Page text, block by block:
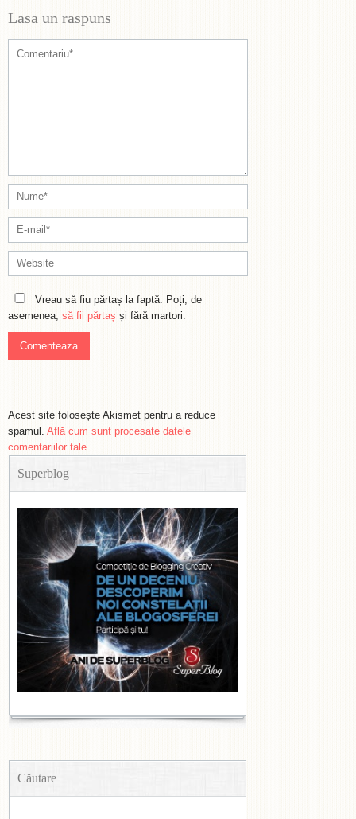
Lasa un raspuns
Vreau să fiu părtaș la faptă. Poți, de
asemenea, să fii părtaș și fără martori.
Acest site folosește Akismet pentru a reduce
spamul. Află cum sunt procesate datele
comentariilor tale.
Superblog
Căutare